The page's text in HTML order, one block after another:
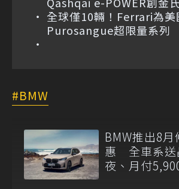
全球僅10輛！Ferrari為美
Purosangue超限量系列
BMW
BMW推出8
惠 全車系送
夜、月付